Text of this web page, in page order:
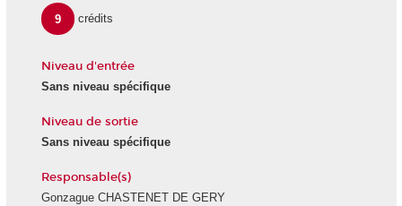
9 crédits
Niveau d'entrée
Sans niveau spécifique
Niveau de sortie
Sans niveau spécifique
Responsable(s)
Gonzague CHASTENET DE GERY